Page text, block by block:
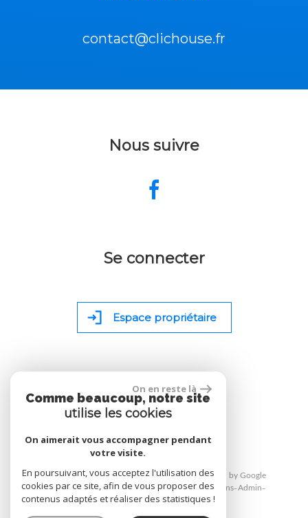
contact@clichouse.fr
Nous suivre
Se connecter
Espace propriétaire
site réalisé par
© 2026 | Tous droits réservés | Traduction powered by Google
Plan du site Mentions légales Nos honoraires Liens Admin
Toutes nos annonces
On en reste là
Comme beaucoup, notre site
utilise les cookies
On aimerait vous accompagner pendant
votre visite.
En poursuivant, vous acceptez l'utilisation des
cookies par ce site, afin de vous proposer des
contenus adaptés et réaliser des statistiques !